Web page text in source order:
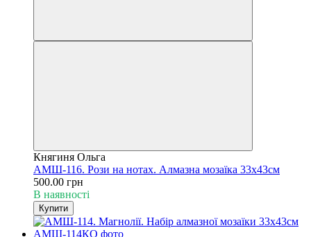
Княгиня Ольга
АМШ-116. Рози на нотах. Алмазна мозаїка 33х43см
500.00 грн
В наявності
Купити